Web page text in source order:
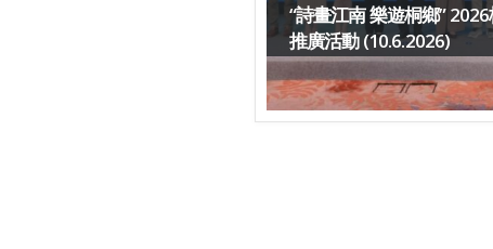
“詩畫江南 樂遊桐鄉”
推廣活動 (10.6.2026)